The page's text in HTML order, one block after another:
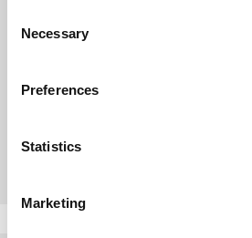
Selection
Necessary
Preferences
Statistics
Marketing